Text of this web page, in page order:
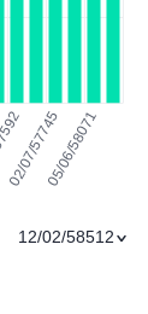
12/02/58512